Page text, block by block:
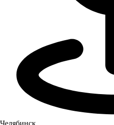
Челябинск